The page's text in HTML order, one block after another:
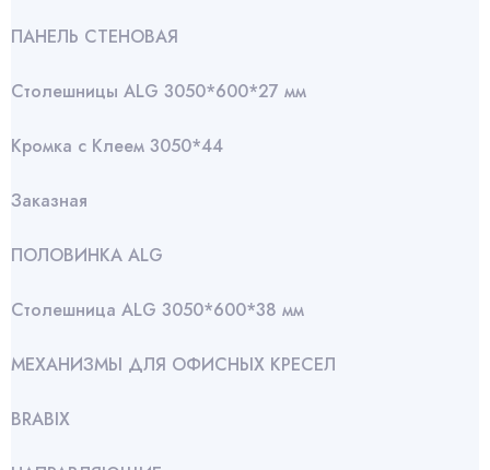
ПАНЕЛЬ СТЕНОВАЯ
Столешницы ALG 3050*600*27 мм
Кромка с Клеем 3050*44
Заказная
ПОЛОВИНКА ALG
Столешница ALG 3050*600*38 мм
МЕХАНИЗМЫ ДЛЯ ОФИСНЫХ КРЕСЕЛ
BRABIX